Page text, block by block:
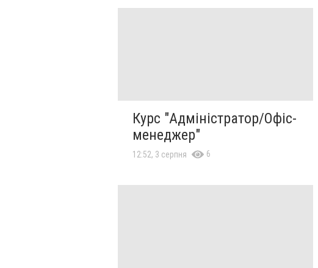
Курс "Адміністратор/Офіс-
менеджер"
12:52, 3 серпня 6